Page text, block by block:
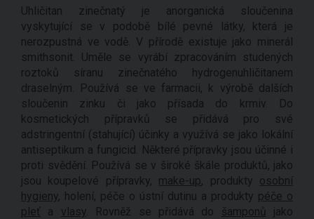
Uhličitan zinečnatý je anorganická sloučenina
vyskytující se v podobě bílé pevné látky, která je
nerozpustná ve vodě. V přírodě existuje jako minerál
smithsonit. Uměle se vyrábí zpracováním studených
roztoků síranu zinečnatého hydrogenuhličitanem
draselným. Používá se ve farmacii, k výrobě dalších
sloučenin zinku či jako přísada do krmiv. Do
kosmetických přípravků se přidává pro své
adstringentní (stahující) účinky a využívá se jako lokální
antiseptikum a fungicid. Některé přípravky jsou účinné i
proti svědění. Používá se v široké škále produktů, jako
jsou koupelové přípravky, make-up, produkty osobní
hygieny, holení, péče o ústní dutinu a produkty péče o
pleť a vlasy. Rovněž se přidává do šamponů jako